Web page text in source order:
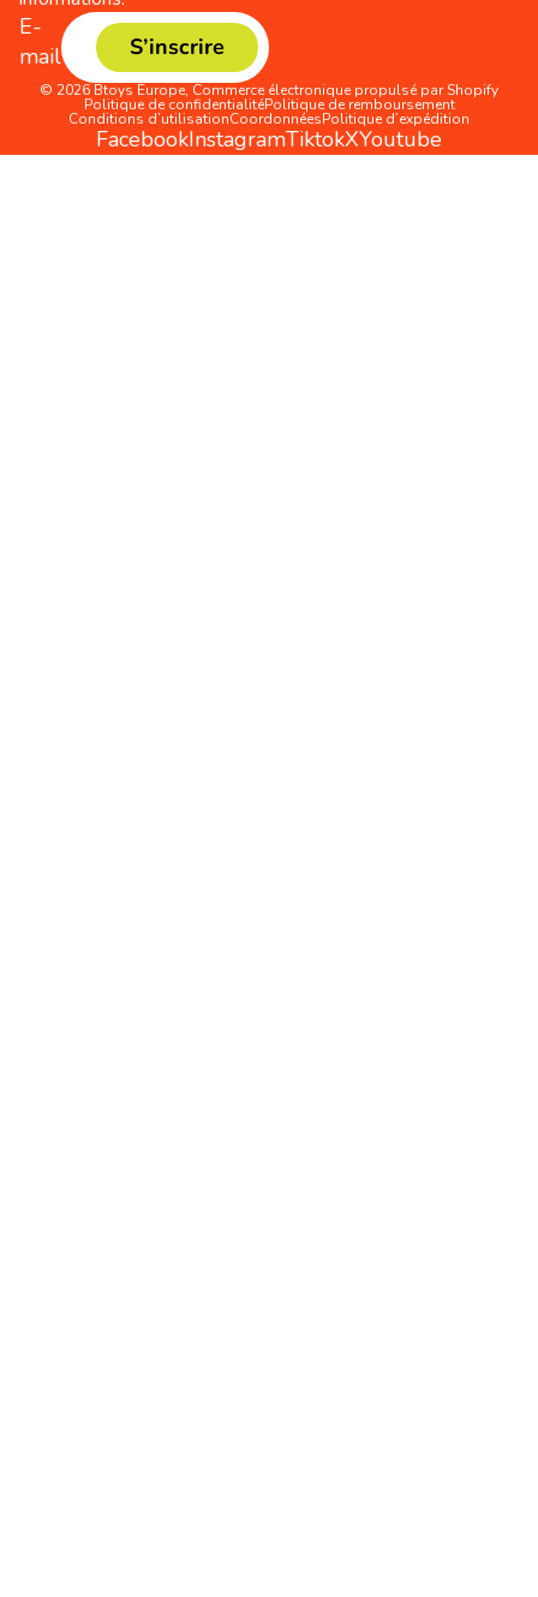
E-
mail
S’inscrire
© 2026Btoys Europe,Commerce électronique propulsé par Shopify
Politique de confidentialitéPolitique de remboursement
Conditions d’utilisationCoordonnéesPolitique d’expédition
FacebookInstagramTiktokXYoutube